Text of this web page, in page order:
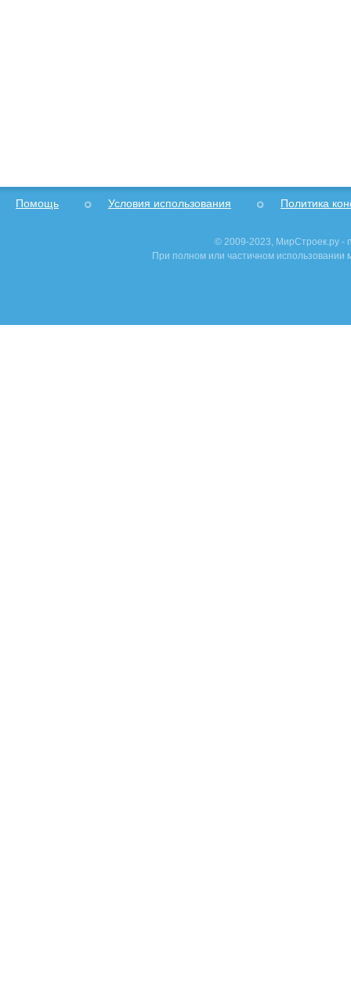
Помощь Условия использования Политика
© 2009-2023, МирСтроек.ру -
При полном или частичном использовании